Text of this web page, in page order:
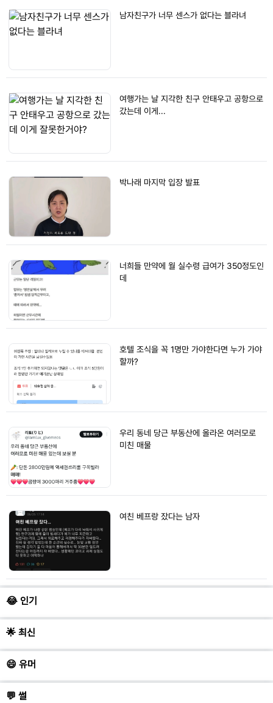
남자친구가 너무 센스가 없다는 블라녀
여행가는 날 지각한 친구 안태우고 공항으로
갔는데 이게...
박나래 마지막 입장 발표
너희들 만약에 월 실수령 급여가 350정도인
데
호텔 조식을 꼭 1명만 가야한다면 누가 가야
할까?
우리 동네 당근 부동산에 올라온 여러모로
미친 매물
여친 베프랑 잤다는 남자
😂 인기
🌟 최신
😄 유머
💬 썰